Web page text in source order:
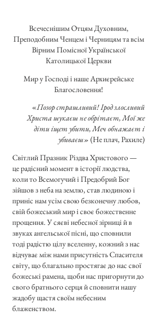
Всечеснішим Отцям Духовним,
Преподобним Ченцем і Черницям та всім
Вірним Помісної Української
Католицької Церкви
Мир у Господі і наше Архиєрейське
Благословення!
«Позор страшливий! Ірод злосливий
Христа шукаєш не обрітаєт, Мої же
діти іщет убити, Меч обнажаєт і
убиваєш»(Не плач, Рахиле)
Світлий Празник Різдва Христового —
це радісний момент в історії людства,
коли то Всемогучий і Предобрий Бог
зійшов з неба на землю, став людиною і
приніс нам усім свою безконечну любов,
свій божеський мир і своє божественне
прощення. У сяєві небесної зірниці й в
звуках ангельської пісні, що сповнили
тоді радістю цілу вселенну, кожний з нас
відчуває між нами присутність Спасителя
світу, що благально простягає до нас свої
божеські рамена, щоби нас пригорнути до
свого братнього серця й сповнити нашу
жадобу щастя своїм небесним
блаженством.